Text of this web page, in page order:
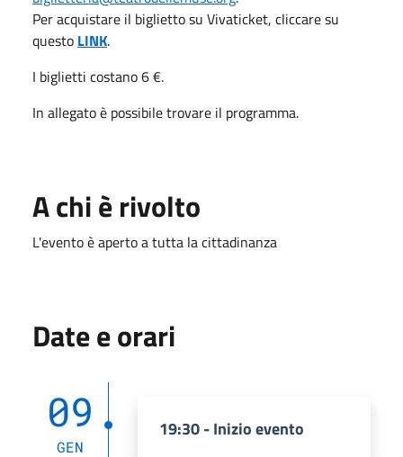
Per acquistare il biglietto su Vivaticket, cliccare su
questo LINK.
I biglietti costano 6 €.
In allegato è possibile trovare il programma.
A chi è rivolto
L'evento è aperto a tutta la cittadinanza
Date e orari
09
GEN
19:30 - Inizio evento